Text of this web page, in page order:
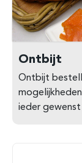
Ontbijt
Ontbijt
ieder